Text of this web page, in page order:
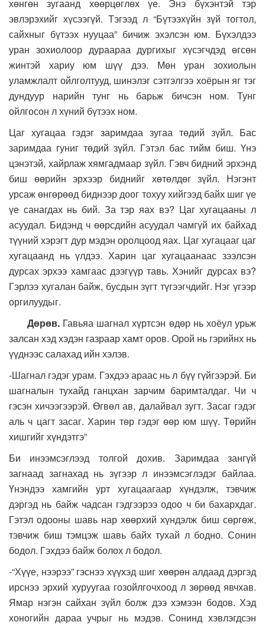
хөнгөн зугаанд хөөрцөглөх үе. Энэ бүхэнтэй тэр
эвлэрэхийг хүсээгүй. Тэгээд л “Бүтээхүйн зүй тогтол,
сайхныг бүтээх нууцаа” бичиж эхэлсэн юм. Бүхэлдээ
уран зохиолоор дураараа дургихыг хүсэгчдэд өгсөн
жинтэй хариу юм шүү дээ. Мөн уран зохиолын
уламжлалт ойлголтууд, шинэлэг сэтгэлгээ хоёрын яг тэг
дундуур нарийн тунг нь барьж бичсэн ном. Тунг
ойлгосон л хүний бүтээх ном.
Цаг хугацаа гэдэг заримдаа зугаа төдий зүйл. Бас
заримдаа гуниг төдий зүйл. Гэтэл бас тийм биш. Үнэ
цэнэтэй, хайрлаж хямгадмаар зүйл. Гэвч бидний эрхэнд
биш өөрийн эрхээр биднийг хөтөлдөг зүйл. Нэгэнт
урсаж өнгөрөөд биднээр доог тохуу хийгээд байх шиг үе
үе санагдах нь бий. За тэр яах вэ? Цаг хугацааны л
асуудал. Бидэнд ч өөрсдийн асуудал чамгүй их байхад
түүний хэрэгт дур мэдэн оролцоод яах. Цаг хугацааг цаг
хугацаанд нь үлдээ. Харин цаг хугацаанаас зээлсэн
дурсах эрхээ хамгаас дээгүүр тавь. Хэнийг дурсах вэ?
Гэрлээ хугалан байж, бусдын зүгт түгээгчдийг. Нэг үгээр
оргилуудыг.
Дөрөв.Гавьяа шагнал хүртсэн өдөр нь хоёул урьж
залсан хэд хэдэн газраар хамт оров. Орой нь гэрийнх нь
үүднээс салахад ийн хэлэв.
-Шагнал гэдэг урам. Гэхдээ араас нь л бүү гүйгээрэй. Би
шагналын тухайд ганцхан зарчим баримталдаг. Чи ч
гэсэн хичээгээрэй. Өгвөл ав, далайвал зугт. Засаг гэдэг
аль ч цагт засаг. Харин төр гэдэг өөр юм шүү. Төрийн
хишгийг хүндэтгэ”
Би инээмсэглээд толгой дохив. Заримдаа зангүй
загнаад загнахад нь зүгээр л инээмсэглэдэг байлаа.
Үнэндээ хамгийн урт хугацаагаар хүндэлж, тэвчиж
дэргэд нь байж чадсан гэдгээрээ одоо ч би бахархдаг.
Гэтэл одооны шавь нар хөөрхий хүндэлж биш сөргөж,
тэвчиж биш тэмцэж шавь байх тухай л бодно. Сонин
бодол. Гэхдээ байж болох л бодол.
-“Хүүе, нээрээ” гэснээ хүүхэд шиг хөөрөн алдаад дэргэд
ирснээ эрхий хуруугаа гозойлгочхоод л зөрөөд явчхав.
Ямар нэгэн сайхан зүйл болж дээ хэмээн бодов. Хэд
хоногийн дараа учрыг нь мэдэв. Сонинд хэвлэгдсэн